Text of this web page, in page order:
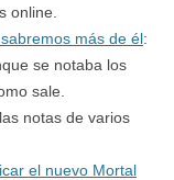
online.
más de él:
se notaba los
sale.
notas de varios
el nuevo Mortal